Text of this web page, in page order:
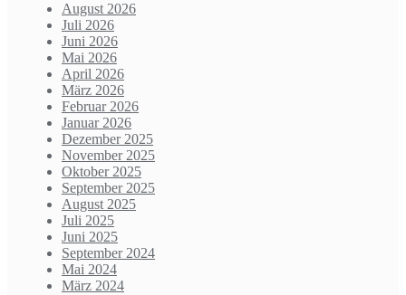
August 2026
Juli 2026
Juni 2026
Mai 2026
April 2026
März 2026
Februar 2026
Januar 2026
Dezember 2025
November 2025
Oktober 2025
September 2025
August 2025
Juli 2025
Juni 2025
September 2024
Mai 2024
März 2024